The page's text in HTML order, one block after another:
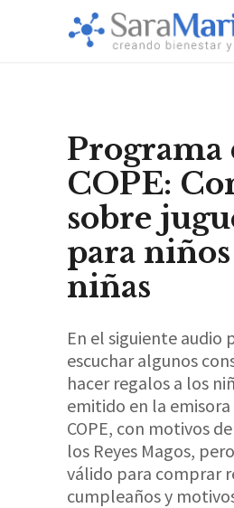
Programa
COPE:
sobre
para
niñas
En el siguiente audio
escuchar algunos
hacer regalos a los
emitido en la emisora
COPE, con motivos
los Reyes Magos,
válido para comprar
cumpleaños y